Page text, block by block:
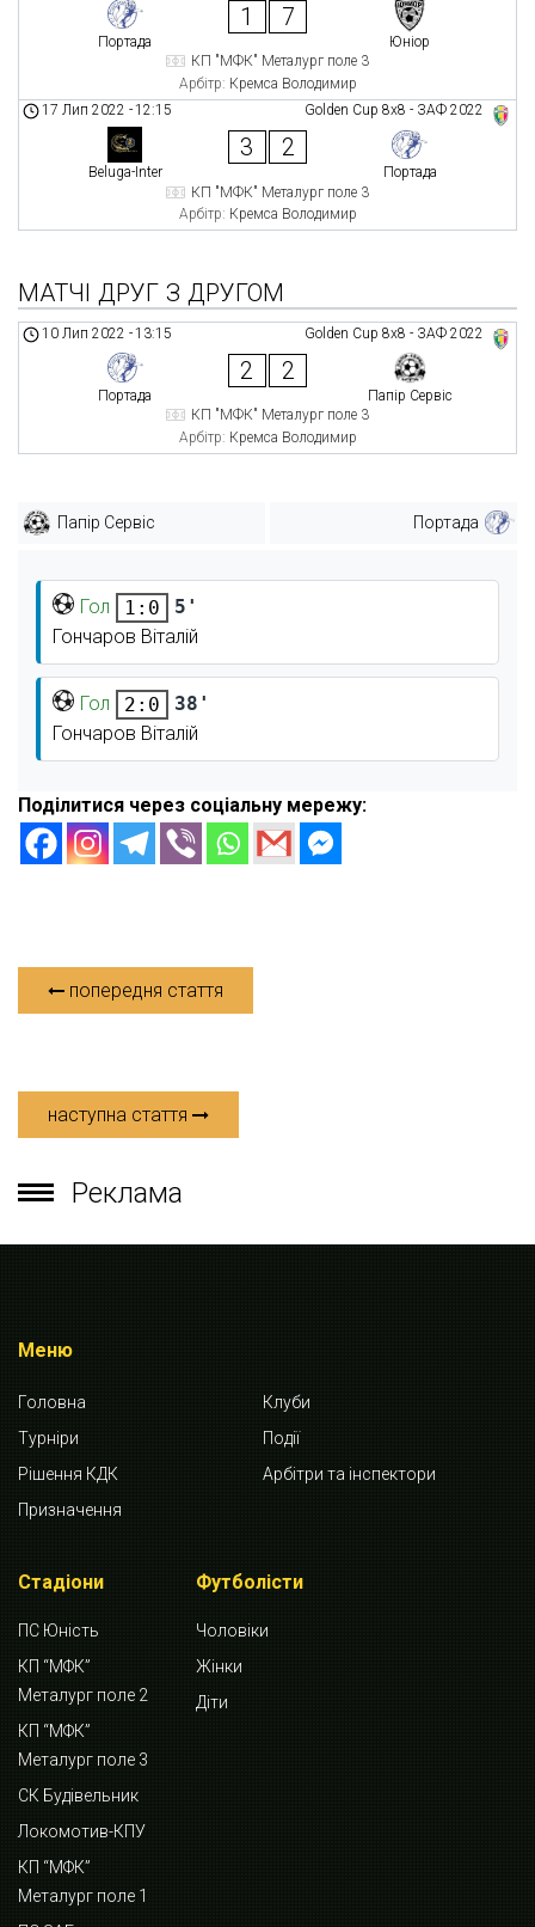
Портада
1 7
Юніор
КП "МФК" Металург поле 3
Арбітр: Кремса Володимир
Golden Cup 8х8 - ЗАФ 2022
17 Лип 2022 -12:15
Beluga-Inter
3 2
Портада
КП "МФК" Металург поле 3
Арбітр: Кремса Володимир
МАТЧІ ДРУГ З ДРУГОМ
Golden Cup 8х8 - ЗАФ 2022
10 Лип 2022 -13:15
Портада
2 2
Папір Сервіс
КП "МФК" Металург поле 3
Арбітр: Кремса Володимир
Папір Сервіс Портада
Гол 1:0
5'
Гончаров Віталій
Гол 2:0
38'
Гончаров Віталій
Поділитися через соціальну мережу:
попередня стаття
наступна стаття
Реклама
Меню
Головна
Клуби
Турніри
Події
Рішення КДК
Арбітри та інспектори
Призначення
Стадіони
ПС Юність
КП “МФК”
Металург поле 2
КП “МФК”
Металург поле 3
СК Будівельник
Локомотив-КПУ
КП “МФК”
Металург поле 1
Футболісти
Чоловіки
Жінки
Діти